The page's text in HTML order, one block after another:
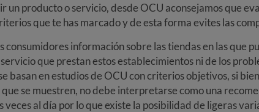
un producto o servicio, desde OCU aconsejamos que
que te has marcado y de esta forma evites las
consumidores información sobre las tiendas en las que
que prestan estos establecimientos ni de los
basan en estudios de OCU con criterios objetivos, si
se muestren, no debe interpretarse como una
veces al día por lo que existe la posibilidad de ligeras